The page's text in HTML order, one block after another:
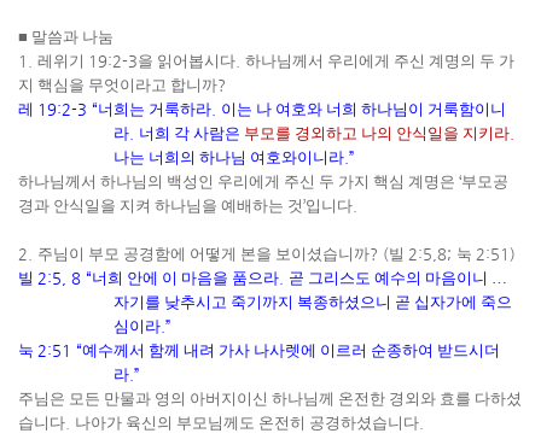
■ 말씀과 나눔
1. 레위기 19:2-3을 읽어봅시다 하나님께서 우리에게 주신 계명의 두 가
지 핵심을 무엇이라고 합니까?
레 19:2-3 “너희는 거룩하라 이는 나 여호와 너희 하나님이 거룩함이니
라. 너희 각 사람은 부모를 경외하고 나의 안식일을 지키라.
나는 너희의 하나님 여호와이니라.”
하나님께서 하나님의 백성인 우리에게 주신 두 가지 핵심 계명은 ‘부모공
경과 안식일을 지켜 하나님을 예배하는 것’입니다
2. 주님이 부모 공경함에 어떻게 본을 보이셨습니까? (빌 2:5,8; 눅 2:51)
빌 2:5, 8 “너희 안에 이 마음을 품으라 곧 그리스도 예수의 마음이니 …
자기를 낮추시고 죽기까지 복종하셨으니 곧 십자가에 죽으
심이라.”
눅 2:51 “예수께서 함께 내려 가사 나사렛에 이르러 순종하여 받드시더
라.”
주님은 모든 만물과 영의 아버지이신 하나님께 온전한 경외와 효를 다하셨
습니다 나아가 육신의 부모님께도 온전히 공경하셨습니다